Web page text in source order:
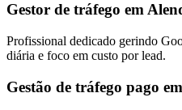
Gestor de tráfego em
Profissional dedicado gerindo
diária e foco em custo por lead.
Gestão de tráfego pago